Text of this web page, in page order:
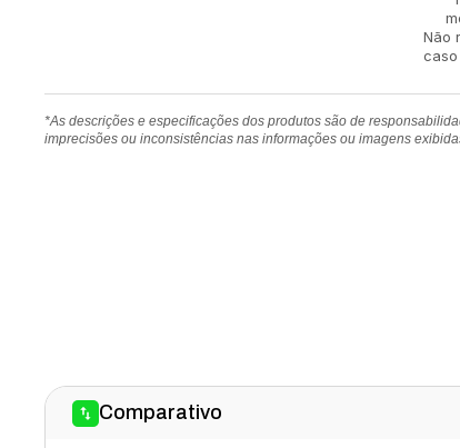
Não
*As descrições e especificações dos produtos são de
imprecisões ou inconsistências nas informações ou imagens
Comparativo